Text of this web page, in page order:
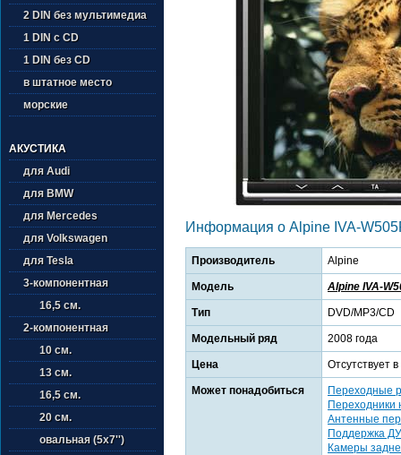
2 DIN без мультимедиа
1 DIN с CD
1 DIN без CD
в штатное место
морские
АКУСТИКА
для Audi
для BMW
для Mercedes
для Volkswagen
для Tesla
3-компонентная
16,5 см.
2-компонентная
10 см.
13 см.
16,5 см.
20 см.
овальная (5х7'')
Информация о Alpine IVA-
Производитель Alpine
Модель Alpine IVA-
Тип DVD/MP3/CD
Модельный ряд 2008 года
Цена Отсутствует
Может понадобиться
Переходные
Переходники
Антенные
Поддержка
Камеры